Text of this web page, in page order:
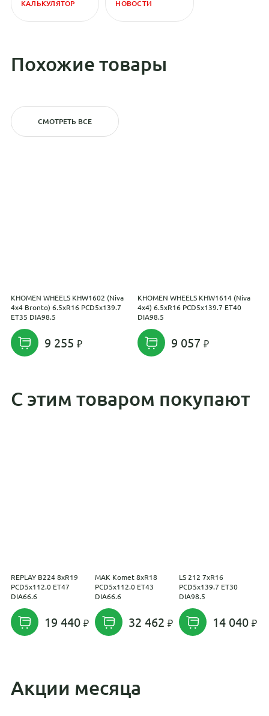
КАЛЬКУЛЯТОР НОВОСТИ
Похожие товары
СМОТРЕТЬ ВСЕ
KHOMEN WHEELS KHW1602 (Niva
4x4 Bronto) 6.5xR16 PCD5x139.7
ET35 DIA98.5
9 255
KHOMEN WHEELS KHW1614 (Niva
4x4) 6.5xR16 PCD5x139.7 ET40
DIA98.5
9 057
С этим товаром покупают
REPLAY B224 8xR19
PCD5x112.0 ET47
DIA66.6
19 440
MAK Komet 8xR18
PCD5x112.0 ET43
DIA66.6
32 462
LS 212 7xR16
PCD5x139.7 ET30
DIA98.5
14 040
Акции месяца